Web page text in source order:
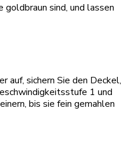
goldbraun sind, und lassen
auf, sichern Sie den Deckel,
1 und
bis sie fein gemahlen